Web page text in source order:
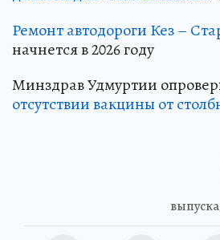
Ремонт автодороги Кез –
начнется в 2026 году
Минздрав Удмуртии
отсутствии вакцины от